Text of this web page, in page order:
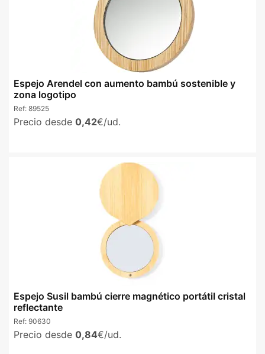
Espejo Arendel con aumento bambú sostenible y
zona logotipo
Ref: 89525
Precio desde 0,42€/ud.
Espejo Susil bambú cierre magnético portátil cristal
reflectante
Ref: 90630
Precio desde 0,84€/ud.